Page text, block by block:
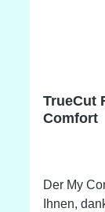
TrueCut
Comfort
Der My
Ihnen,